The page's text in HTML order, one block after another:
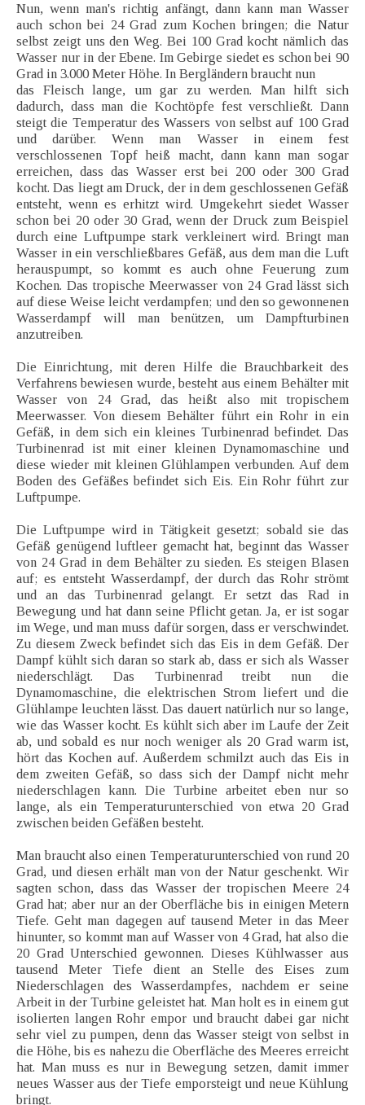
Nun, wenn man's richtig anfängt, dann kann man Wasser
auch schon bei 24 Grad zum Kochen bringen; die Natur
selbst zeigt uns den Weg. Bei 100 Grad kocht nämlich das
Wasser nur in der Ebene. Im Gebirge siedet es schon bei 90
Grad in 3.000 Meter Höhe. In Bergländern braucht nun
das Fleisch lange, um gar zu werden. Man hilft sich
dadurch, dass man die Kochtöpfe fest verschließt. Dann
steigt die Temperatur des Wassers von selbst auf 100 Grad
und darüber. Wenn man Wasser in einem fest
verschlossenen Topf heiß macht, dann kann man sogar
erreichen, dass das Wasser erst bei 200 oder 300 Grad
kocht. Das liegt am Druck, der in dem geschlossenen Gefäß
entsteht, wenn es erhitzt wird. Umgekehrt siedet Wasser
schon bei 20 oder 30 Grad, wenn der Druck zum Beispiel
durch eine Luftpumpe stark verkleinert wird. Bringt man
Wasser in ein verschließbares Gefäß, aus dem man die Luft
herauspumpt, so kommt es auch ohne Feuerung zum
Kochen. Das tropische Meerwasser von 24 Grad lässt sich
auf diese Weise leicht verdampfen; und den so gewonnenen
Wasserdampf will man benützen, um Dampfturbinen
anzutreiben.
Die Einrichtung, mit deren Hilfe die Brauchbarkeit des
Verfahrens bewiesen wurde, besteht aus einem Behälter mit
Wasser von 24 Grad, das heißt also mit tropischem
Meerwasser. Von diesem Behälter führt ein Rohr in ein
Gefäß, in dem sich ein kleines Turbinenrad befindet. Das
Turbinenrad ist mit einer kleinen Dynamomaschine und
diese wieder mit kleinen Glühlampen verbunden. Auf dem
Boden des Gefäßes befindet sich Eis. Ein Rohr führt zur
Luftpumpe.
Die Luftpumpe wird in Tätigkeit gesetzt; sobald sie das
Gefäß genügend luftleer gemacht hat, beginnt das Wasser
von 24 Grad in dem Behälter zu sieden. Es steigen Blasen
auf; es entsteht Wasserdampf, der durch das Rohr strömt
und an das Turbinenrad gelangt. Er setzt das Rad in
Bewegung und hat dann seine Pflicht getan. Ja, er ist sogar
im Wege, und man muss dafür sorgen, dass er verschwindet.
Zu diesem Zweck befindet sich das Eis in dem Gefäß. Der
Dampf kühlt sich daran so stark ab, dass er sich als Wasser
niederschlägt. Das Turbinenrad treibt nun die
Dynamomaschine, die elektrischen Strom liefert und die
Glühlampe leuchten lässt. Das dauert natürlich nur so lange,
wie das Wasser kocht. Es kühlt sich aber im Laufe der Zeit
ab, und sobald es nur noch weniger als 20 Grad warm ist,
hört das Kochen auf. Außerdem schmilzt auch das Eis in
dem zweiten Gefäß, so dass sich der Dampf nicht mehr
niederschlagen kann. Die Turbine arbeitet eben nur so
lange, als ein Temperaturunterschied von etwa 20 Grad
zwischen beiden Gefäßen besteht.
Man braucht also einen Temperaturunterschied von rund 20
Grad, und diesen erhält man von der Natur geschenkt. Wir
sagten schon, dass das Wasser der tropischen Meere 24
Grad hat; aber nur an der Oberfläche bis in einigen Metern
Tiefe. Geht man dagegen auf tausend Meter in das Meer
hinunter, so kommt man auf Wasser von 4 Grad, hat also die
20 Grad Unterschied gewonnen. Dieses Kühlwasser aus
tausend Meter Tiefe dient an Stelle des Eises zum
Niederschlagen des Wasserdampfes, nachdem er seine
Arbeit in der Turbine geleistet hat. Man holt es in einem gut
isolierten langen Rohr empor und braucht dabei gar nicht
sehr viel zu pumpen, denn das Wasser steigt von selbst in
die Höhe, bis es nahezu die Oberfläche des Meeres erreicht
hat. Man muss es nur in Bewegung setzen, damit immer
neues Wasser aus der Tiefe emporsteigt und neue Kühlung
bringt.